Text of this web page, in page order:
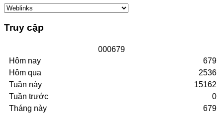
Truy cập
000679
Hôm nay
Hôm qua
Tuần này
Tuần trước
Tháng này
679
2536
15162
0
679